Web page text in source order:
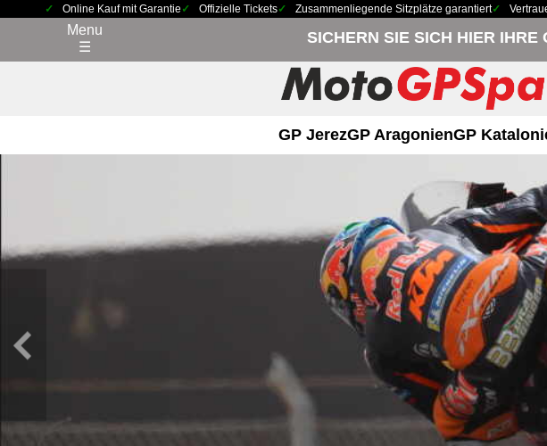
Online Kauf mit Garantie Offizielle Tickets Zusammenliegende Sitzplätze garantiert
Menu
☰
SICHERN SIE SICH HIER
GP JerezGP AragonienGP